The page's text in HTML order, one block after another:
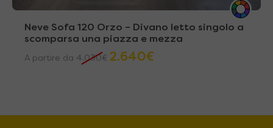
Neve Sofa 120 Orzo – Divano letto singolo a
scomparsa una piazza e mezza
A partire da 4.030€ 2.640€